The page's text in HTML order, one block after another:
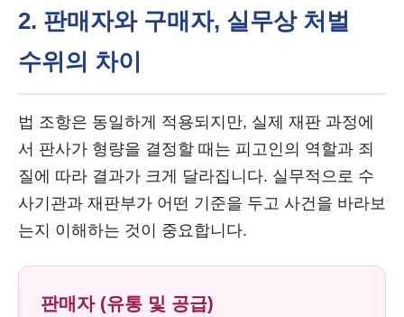
2. 판매자와 구매자, 실무상 처벌
수위의 차이
법 조항은 동일하게 적용되지만, 실제 재판 과정에
서 판사가 형량을 결정할 때는 피고인의 역할과 죄
질에 따라 결과가 크게 달라집니다. 실무적으로 수
사기관과 재판부가 어떤 기준을 두고 사건을 바라보
는지 이해하는 것이 중요합니다.
판매자 (유통 및 공급)